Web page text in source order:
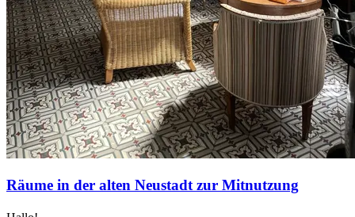
Räume in der alten Neustadt zur Mitnutzung